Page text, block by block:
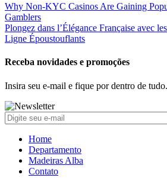
Navegação
de
Post
Why Non-KYC Casinos Are Gaining
Gamblers
Plongez dans l’Élégance Française avec
Ligne Époustouflants
Receba novidades e promoções
Insira seu e-mail e fique por dentro de tudo.
Home
Departamento
Madeiras Alba
Contato